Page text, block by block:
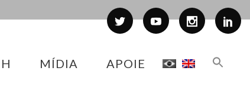
MÍDIA APOIE